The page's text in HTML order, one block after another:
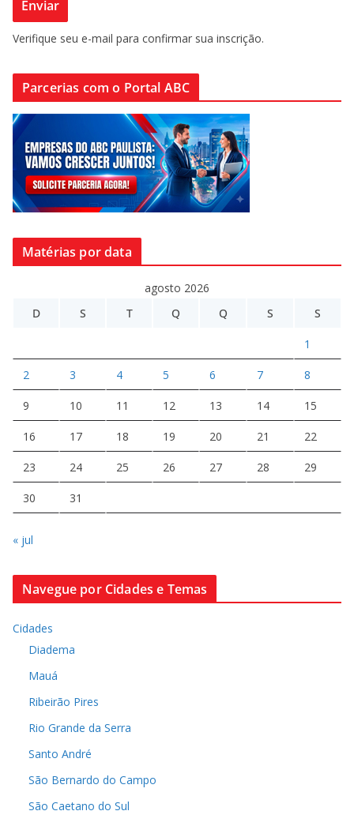
Verifique seu e-mail para confirmar sua inscrição.
Parcerias com o Portal ABC
Matérias por data
agosto 2026
D
S T Q Q S S
1
2 3 4 5 6 7 8
9 10 11 12 13 14 15
16 17 18 19 20 21 22
23 24 25 26 27 28 29
30 31
« jul
Navegue por Cidades e Temas
Cidades
Diadema
Mauá
Ribeirão Pires
Rio Grande da Serra
Santo André
São Bernardo do Campo
São Caetano do Sul